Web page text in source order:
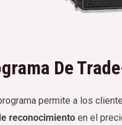
De
permite a los
reconocimiento en el